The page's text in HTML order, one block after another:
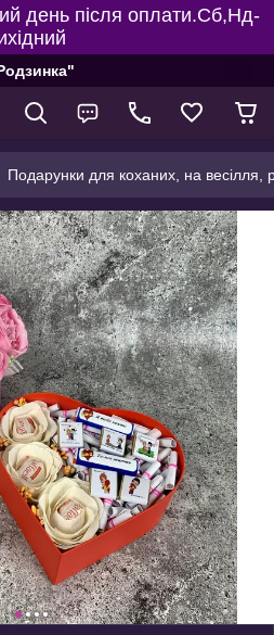
день після оплати.Сб,Нд-
Подарунки для коханих, на